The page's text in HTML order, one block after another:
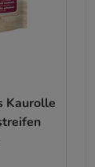
Kaurolle